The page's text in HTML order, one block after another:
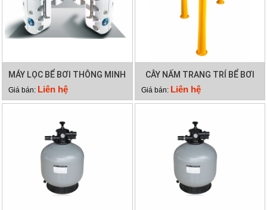
MÁY LỌC BỂ BƠI THÔNG MINH
PK 8026
Giá bán: Liên hệ
CÂY NẤM TRANG TRÍ BỂ BƠI
Giá bán: Liên hệ